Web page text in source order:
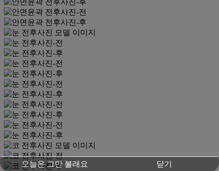
오늘은 그만 볼래요 닫기